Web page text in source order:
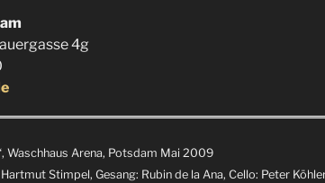
4g
Waschhaus Arena, Potsdam Mai 2009
Stimpel, Gesang: Rubin de la Ana, Cello: Peter